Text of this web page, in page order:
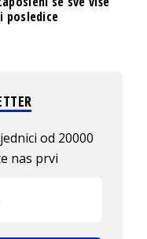
posledice
od 20000
nas prvi